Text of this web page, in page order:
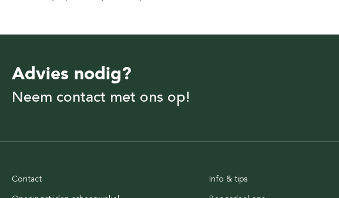
Advies nodig?
Neem contact met ons op!
Contact
Info & tips